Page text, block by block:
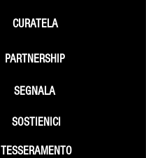
SEGNALA
SOSTIENICI
PARTNERSHIP
TESSERAMENTO
CURATELA